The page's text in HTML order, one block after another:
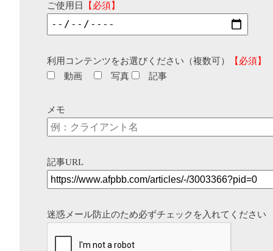
ご使用日 【必須】
利用コンテンツをお選びください（複数可）
【必須】
動画
写真 記事
メモ
記事URL
迷惑メール防止のため必ずチェックを入れてください